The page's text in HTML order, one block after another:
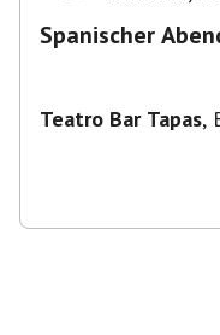
Spanischer
Teatro Bar Tapas,